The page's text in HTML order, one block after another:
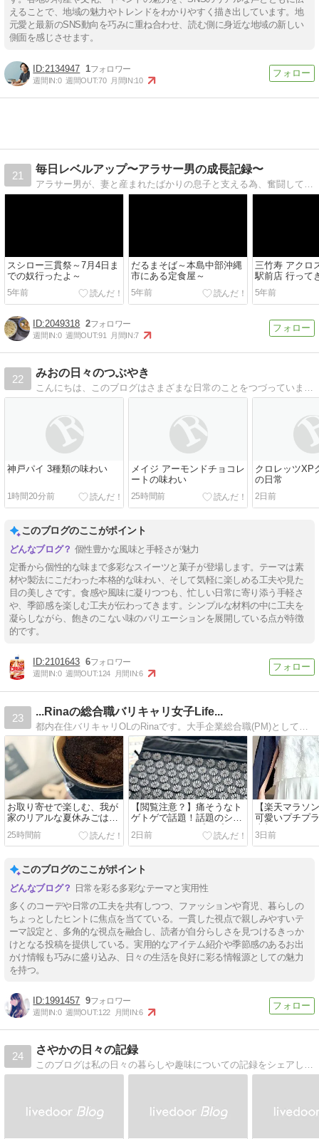
えることで、地域の魅力やトレンドをわかりやすく描き出しています。地
元愛と最新のSNS動向を巧みに重ね合わせ、読む側に身近な地域の新しい
側面を感じさせます。
2134947 1
週間IN:0 週間OUT:70 月間IN:10
21
毎日レベルアップ〜アラサー男の成長記録〜
スシロー三貫祭～7月4日ま
での奴行ったよ～
5年前
だるまそば～本島中部沖縄
市にある定食屋～
5年前
三竹寿 アクロ
駅前店 行って
5年前
2049318 2
週間IN:0 週間OUT:91 月間IN:7
22
みおの日々のつぶやき
神戸パイ 3種類の味わい
1時間20分前
メイジ アーモンドチョコレ
ートの味わい
25時間前
クロレッツXP
の日常
2日前
このブログのここがポイント
個性豊かな風味と手軽さが魅力
定番から個性的な味まで多彩なスイーツと菓子が登場します。テーマは素
材や製法にこだわった本格的な味わい、そして気軽に楽しめる工夫や見た
目の美しさです。食感や風味に凝りつつも、忙しい日常に寄り添う手軽さ
や、季節感を楽しむ工夫が伝わってきます。シンプルな材料の中に工夫を
凝らしながら、飽きのこない味のバリエーションを展開している点が特徴
的です。
2101643 6
週間IN:0 週間OUT:124 月間IN:6
23
...Rinaの総合職バリキャリ女子Life...
お取り寄せで楽しむ、我が
家のリアルな夏休みごは
ん。
25時間前
【閲覧注意？】痛そうなト
ゲトゲで話題！話題のシャ
クティマットをプチプラで
体験。
2日前
【楽天マラソ
可愛いプチプ
半額！
3日前
このブログのここがポイント
日常を彩る多彩なテーマと実用性
多くのコーデや日常の工夫を共有しつつ、ファッションや育児、暮らしの
ちょっとしたヒントに焦点を当てている。一貫した視点で親しみやすいテ
ーマ設定と、多角的な視点を融合し、読者が自分らしさを見つけるきっか
けとなる投稿を提供している。実用的なアイテム紹介や季節感のあるお出
かけ情報も巧みに盛り込み、日々の生活を良好に彩る情報源としての魅力
を持つ。
1991457 9
週間IN:0 週間OUT:122 月間IN:6
24
さやかの日々の記録
このブログは私の日々の暮らしや趣味についての記録をシェアしています。インテリア、手芸、料理など、私が感じた興味深いことをいろいろと書いています。ぜひ私のライフスタイルに触れながら、あなた自身の暮らしに少しのインスピレーションを感じてもらえた